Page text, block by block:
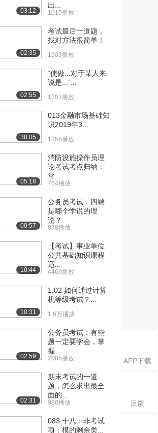
APP下载
反馈
03:12
出...
1015播放
02:35
考试最后一道题，
找对方法很简单！
1303播放
02:55
“使做...对于某人来
说是...”...
1701播放
38:05
013金融市场基础知
识2019年3...
1356播放
05:18
消防设施操作员理
论考试考点归纳：
常...
764播放
00:57
公务员考试，四端
是哪个学说的理
论？
878播放
10:44
【考试】事业单位
公共基础知识课程
适...
4469播放
10:31
1.02 如何通过计算
机等级考试？...
1.6万播放
02:59
公务员考试：有些
题一定要学会，掌
握...
2085播放
02:31
期末考试的一道
题，怎么求出最全
面的...
986播放
083.十八：非考试
项：模的剩余类...